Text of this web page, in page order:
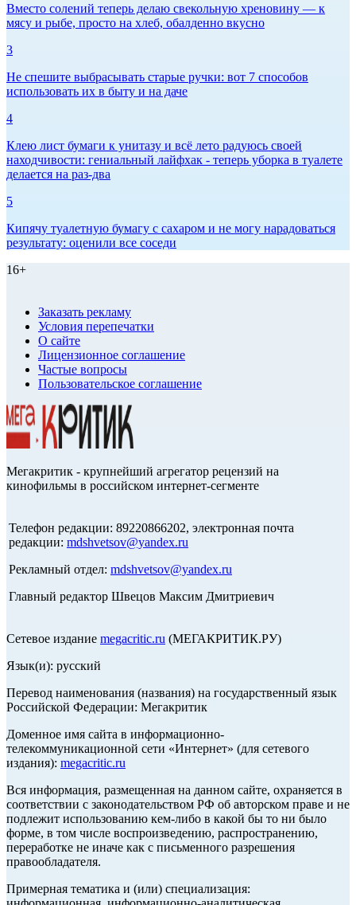
Вместо солений теперь делаю свекольную хреновину — к
мясу и рыбе, просто на хлеб, обалденно вкусно
3
Не спешите выбрасывать старые ручки: вот 7 способов
использовать их в быту и на даче
4
Клею лист бумаги к унитазу и всё лето радуюсь своей
находчивости: гениальный лайфхак - теперь уборка в туалете
делается на раз-два
5
Кипячу туалетную бумагу с сахаром и не могу нарадоваться
результату: оценили все соседи
16+
Заказать рекламу
Условия перепечатки
О сайте
Лицензионное соглашение
Частые вопросы
Пользовательское соглашение
Мегакритик - крупнейший агрегатор рецензий на
кинофильмы в российском интернет-сегменте
Телефон редакции: 89220866202, электронная почта
редакции: mdshvetsov@yandex.ru
Рекламный отдел: mdshvetsov@yandex.ru
Главный редактор Швецов Максим Дмитриевич
Сетевое издание megacritic.ru (МЕГАКРИТИК.РУ)
Язык(и): русский
Перевод наименования (названия) на государственный язык
Российской Федерации: Мегакритик
Доменное имя сайта в информационно-
телекоммуникационной сети «Интернет» (для сетевого
издания): megacritic.ru
Вся информация, размещенная на данном сайте, охраняется в
соответствии с законодательством РФ об авторском праве и не
подлежит использованию кем-либо в какой бы то ни было
форме, в том числе воспроизведению, распространению,
переработке не иначе как с письменного разрешения
правообладателя.
Примерная тематика и (или) специализация: